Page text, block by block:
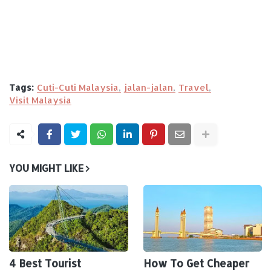
Tags: Cuti-Cuti Malaysia jalan-jalan Travel
Visit Malaysia
YOU MIGHT LIKE
4 Best Tourist
How To Get Cheaper